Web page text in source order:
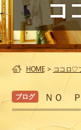
HOME > ココロ♡
ブログ ＮＯ